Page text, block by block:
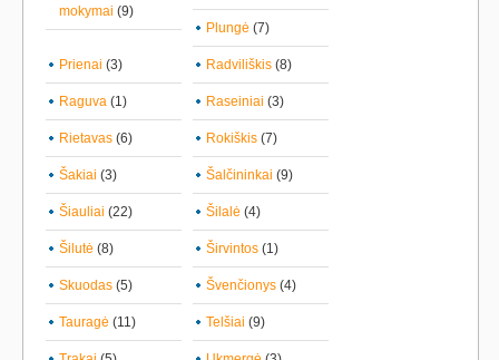
mokymai (9)
Plungė (7)
Prienai (3) Radviliškis (8)
Raguva (1) Raseiniai (3)
Rietavas (6) Rokiškis (7)
Šakiai (3) Šalčininkai (9)
Šiauliai (22) Šilalė (4)
Šilutė (8) Širvintos (1)
Skuodas (5) Švenčionys (4)
Tauragė (11) Telšiai (9)